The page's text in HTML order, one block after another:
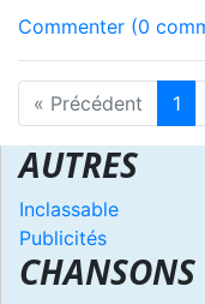
Commenter (0
« Précédent 1
AUTRES
Inclassable
Publicités
CHANSONS